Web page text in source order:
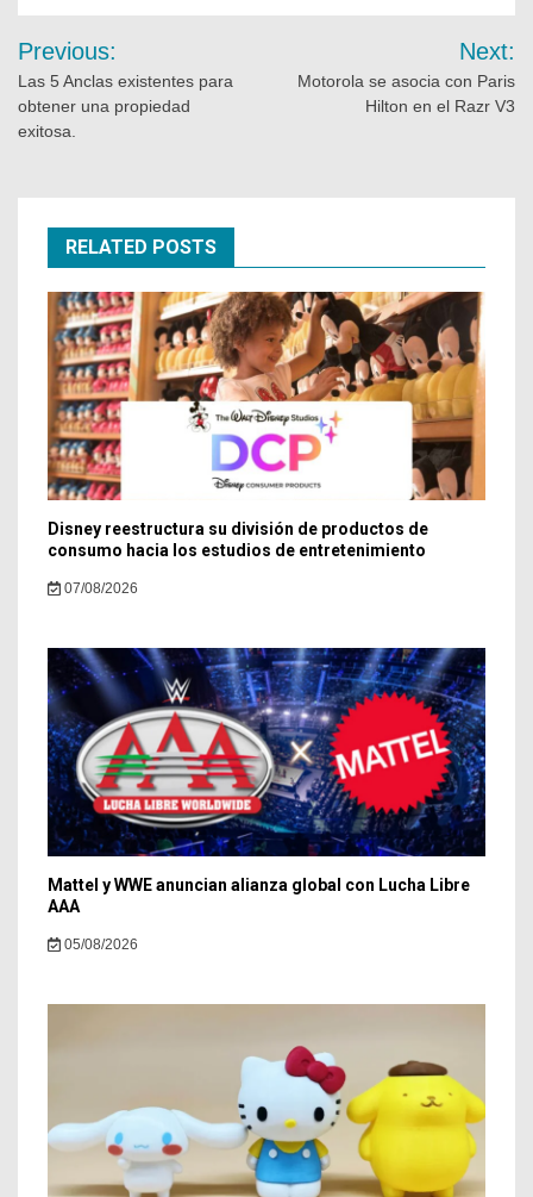
Previous:
Las 5 Anclas existentes para
obtener una propiedad
exitosa.
Next:
Motorola se asocia con Paris
Hilton en el Razr V3
RELATED POSTS
Disney reestructura su división de productos de
consumo hacia los estudios de entretenimiento
07/08/2026
Mattel y WWE anuncian alianza global con Lucha Libre
AAA
05/08/2026